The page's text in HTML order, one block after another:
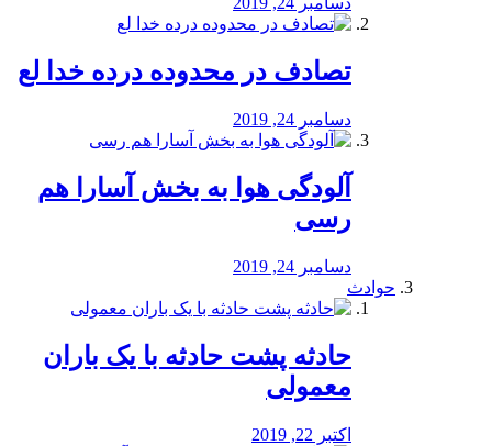
تصادف در محدوده درده خدا لع
دسامبر 24, 2019
آلودگی هوا به بخش آسارا هم
رسی
دسامبر 24, 2019
حوادث
️حادثه پشت حادثه با یک باران
معمولی
اکتبر 22, 2019